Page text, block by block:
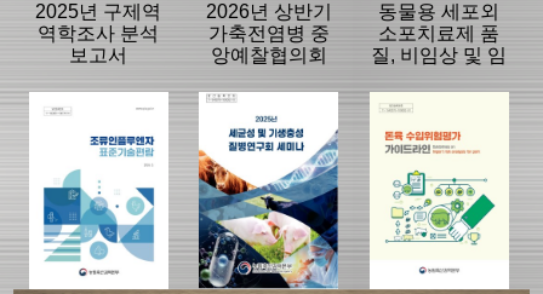
2025년 구제역
역학조사 분석
보고서
2026년 상반기
가축전염병 중
앙예찰협의회
동물용 세포외
소포치료제 품
질, 비임상 및 임
라인